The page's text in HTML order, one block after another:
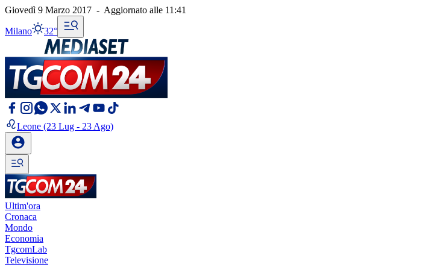
Giovedì 9 Marzo 2017 - Aggiornato alle 11:41
Milano 32°
Leone (23 Lug - 23 Ago)
Ultim'ora
Cronaca
Mondo
Economia
TgcomLab
Televisione